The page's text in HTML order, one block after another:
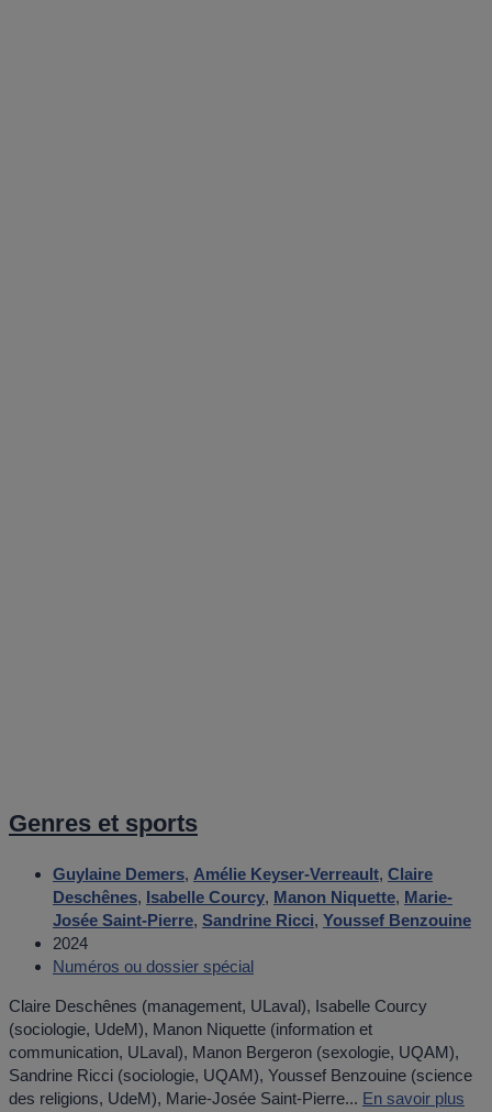
Genres et sports
Guylaine Demers, Amélie Keyser-Verreault, Claire
Deschênes, Isabelle Courcy, Manon Niquette, Marie-
Josée Saint-Pierre, Sandrine Ricci, Youssef Benzouine
2024
Numéros ou dossier spécial
Claire Deschênes (management, ULaval), Isabelle Courcy
(sociologie, UdeM), Manon Niquette (information et
communication, ULaval), Manon Bergeron (sexologie, UQAM),
Sandrine Ricci (sociologie, UQAM), Youssef Benzouine (science
des religions, UdeM), Marie-Josée Saint-Pierre... En savoir plus